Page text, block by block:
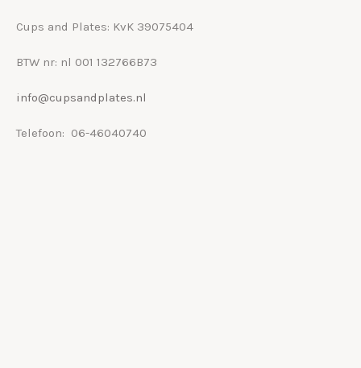
Cups and Plates: KvK 39075404
BTW nr: nl 001 132766B73
info@cupsandplates.nl
Telefoon: 06-46040740